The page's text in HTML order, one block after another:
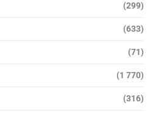
(299)
(633)
(71)
(1 770)
(316)